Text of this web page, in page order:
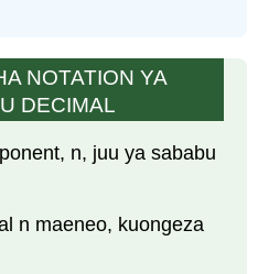
NOTATION YA
DECIMAL
n, juu ya sababu
n maeneo, kuongeza